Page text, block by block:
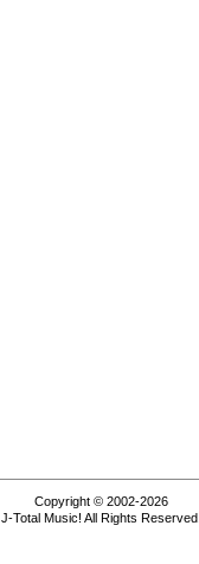
Copyright © 2002-2026
J-Total Music! All Rights Reserved.